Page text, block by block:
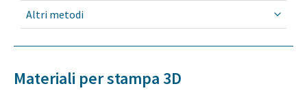
Altri metodi
Materiali per stampa 3D